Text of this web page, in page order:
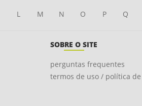
L M N O P Q
SOBRE O SITE
perguntas frequentes
termos de uso / política